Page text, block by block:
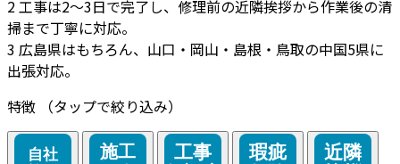
2工事は2～3日で完了し、修理前の近隣挨拶から作業後の清
掃まで丁寧に対応。
3 広島県はもちろん、山口・岡山・島根・鳥取の中国5県に
出張対応。
特徴
（タップで絞り込み）